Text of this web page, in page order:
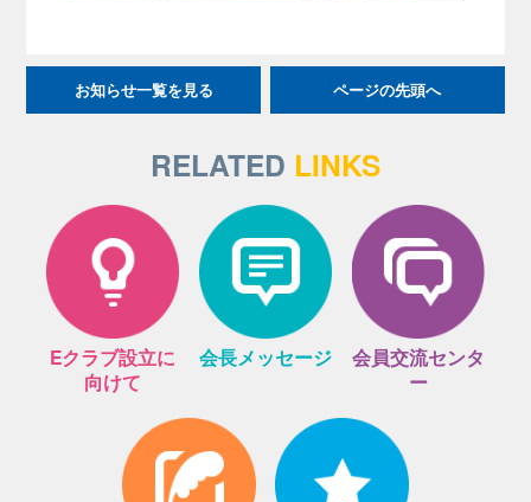
お知らせ一覧を見る ページの先頭へ
RELATED LINKS
Eクラブ設立に
向けて
会長メッセージ
会員交流センタ
ー